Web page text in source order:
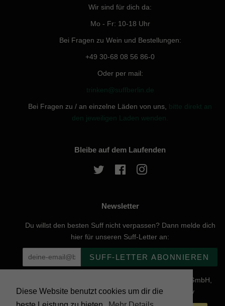
Diese Website benutzt cookies um dir die
Wir sind für dich da:
Mo - Fr: 10-18 Uhr
Bei Fragen zu Wein und Bestellungen:
+49 30-68 08 56 86-0
Oder per mail:
trinken@suffberlin.de
Bei Fragen zu / an einzelne Läden von uns, bitte direkt an
den jeweiligen Laden wenden.
Bleibe auf dem Laufenden
Twitter Facebook
Newsletter
Du willst den besten Suff nicht verpassen? Dann melde dich
hier für unseren Suff-Letter an:
SUFF-LETTER ABONNIEREN
Urheberrecht © 2026, website created by Naturgenuss GmbH,
Nobelstraße 20, 12057 Berlin - Powered by Shopify